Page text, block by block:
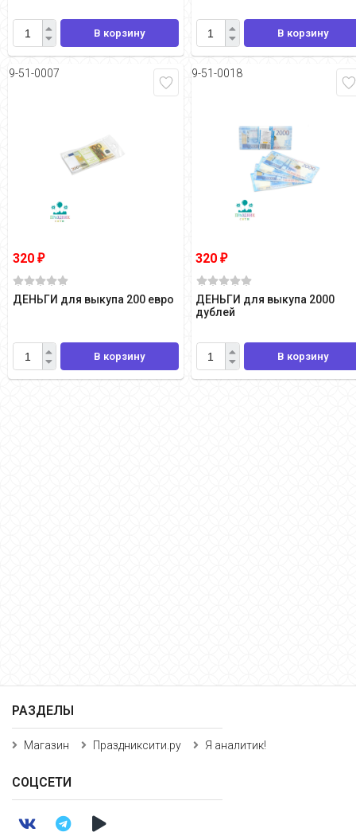
В корзину В корзину
9-51-0007
320 ₽
ДЕНЬГИ для выкупа 200 евро
В корзину
9-51-0018
320₽
ДЕНЬГИ для выкупа 2000
дублей
В корзину
РАЗДЕЛЫ
Магазин Праздниксити.ру Я аналитик!
СОЦСЕТИ